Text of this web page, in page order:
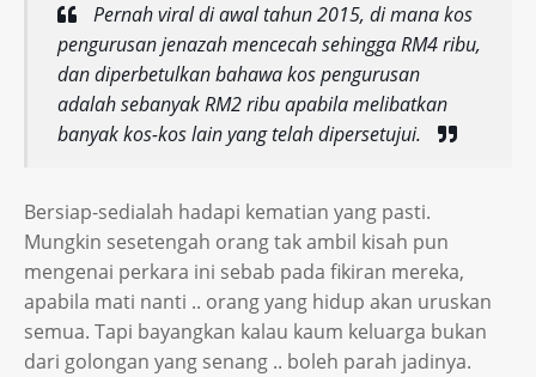
Pernah viral di awal tahun 2015, di mana kos
pengurusan jenazah mencecah sehingga RM4 ribu,
dan diperbetulkan bahawa kos pengurusan
adalah sebanyak RM2 ribu apabila melibatkan
banyak kos-kos lain yang telah dipersetujui.
Bersiap-sedialah hadapi kematian yang pasti.
Mungkin sesetengah orang tak ambil kisah pun
mengenai perkara ini sebab pada fikiran mereka,
apabila mati nanti .. orang yang hidup akan uruskan
semua. Tapi bayangkan kalau kaum keluarga bukan
dari golongan yang senang .. boleh parah jadinya.